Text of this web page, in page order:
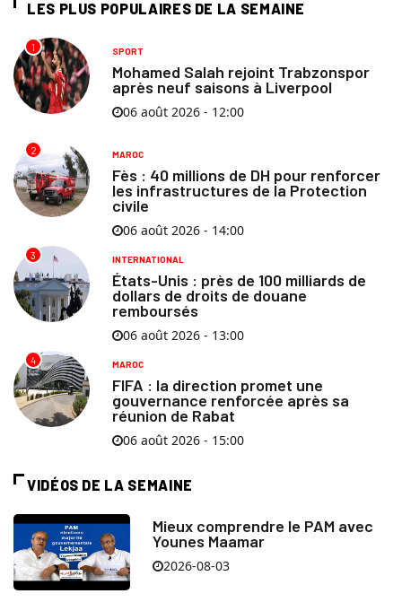
LES PLUS POPULAIRES DE LA SEMAINE
1 SPORT
Mohamed Salah rejoint Trabzonspor
après neuf saisons à Liverpool
06 août 2026 - 12:00
2 MAROC
Fès : 40 millions de DH pour renforcer
les infrastructures de la Protection
civile
06 août 2026 - 14:00
3 INTERNATIONAL
États-Unis : près de 100 milliards de
dollars de droits de douane
remboursés
06 août 2026 - 13:00
4 MAROC
FIFA : la direction promet une
gouvernance renforcée après sa
réunion de Rabat
06 août 2026 - 15:00
VIDÉOS DE LA SEMAINE
Mieux comprendre le PAM avec
Younes Maamar
2026-08-03